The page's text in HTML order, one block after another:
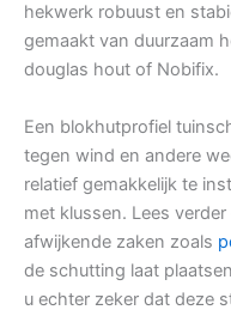
hekwerk robuust en
gemaakt van duurzaam
douglas hout of Nobifix.
Een blokhutprofiel
tegen wind en andere
relatief gemakkelijk te
met klussen. Lees
afwijkende zaken zoals
de schutting laat
u echter zeker dat deze